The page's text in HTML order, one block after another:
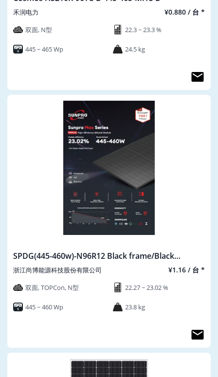
禾润电力 ¥0.880 / 台 *
双面, N型 22.3 ~ 23.3 %
445 ~ 465 Wp 24.5 kg
SPDG(445-460w)-N96R12 Black frame/Black
mesh/30mm
浙江尚博能源科技股份有限公司 ¥1.16 / 台 *
双面, TOPCon, N型 22.27 ~ 23.02 %
445 ~ 460 Wp 23.8 kg